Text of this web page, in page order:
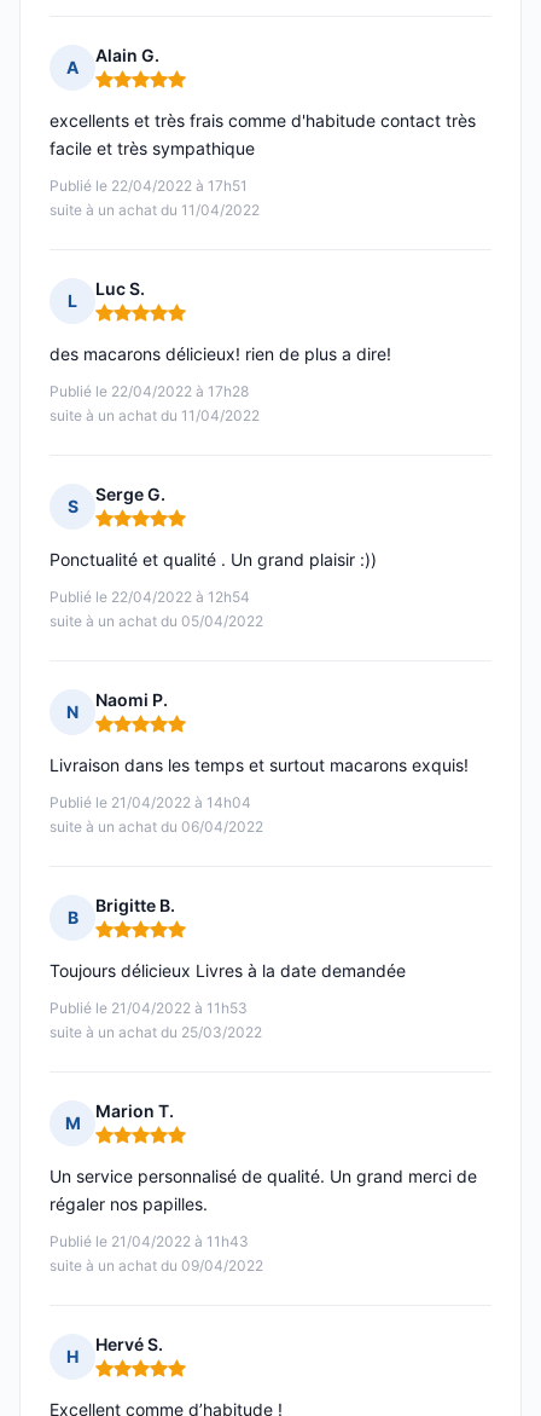
A
Alain G.
Note : 5 sur 5
Publié le 22/04/2022 à 17h51
suite à un achat du 11/04/2022
excellents et très frais comme d'habitude contact très
facile et très sympathique
L
Luc S.
Note : 5 sur 5
Publié le 22/04/2022 à 17h28
suite à un achat du 11/04/2022
des macarons délicieux! rien de plus a dire!
S
Serge G.
Note : 5 sur 5
Publié le 22/04/2022 à 12h54
suite à un achat du 05/04/2022
Ponctualité et qualité . Un grand plaisir :))
N
Naomi P.
Note : 5 sur 5
Publié le 21/04/2022 à 14h04
suite à un achat du 06/04/2022
Livraison dans les temps et surtout macarons exquis!
B
Brigitte B.
Note : 5 sur 5
Publié le 21/04/2022 à 11h53
suite à un achat du 25/03/2022
Toujours délicieux Livres à la date demandée
M
Marion T.
Note : 5 sur 5
Publié le 21/04/2022 à 11h43
suite à un achat du 09/04/2022
Un service personnalisé de qualité. Un grand merci de
régaler nos papilles.
H
Hervé S.
Note : 5 sur 5
Excellent comme d’habitude !